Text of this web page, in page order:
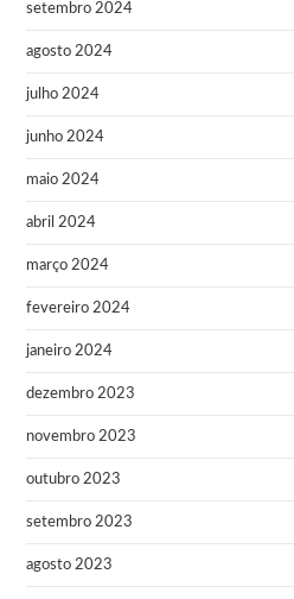
setembro 2024
agosto 2024
julho 2024
junho 2024
maio 2024
abril 2024
março 2024
fevereiro 2024
janeiro 2024
dezembro 2023
novembro 2023
outubro 2023
setembro 2023
agosto 2023